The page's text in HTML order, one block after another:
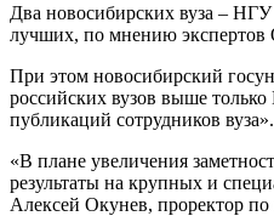
Два новосибирских вуза –
лучших, по мнению экспертов
При этом новосибирский
российских вузов выше
публикаций сотрудников вуза».
«В плане увеличения
результаты на крупных и
Алексей Окунев, проректор